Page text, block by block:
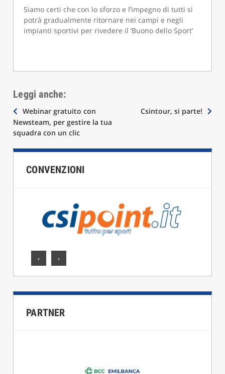
Siamo certi che con lo sforzo e l’impegno di tutti si
potrà gradualmente ritornare nei campi e negli
impianti sportivi per rivedere il ‘Buono dello Sport’
Leggi anche:
Navigazione
articoli
Webinar gratuito con
Newsteam, per gestire la tua
squadra con un clic
Csintour, si parte!
CONVENZIONI
‹ ›
PARTNER